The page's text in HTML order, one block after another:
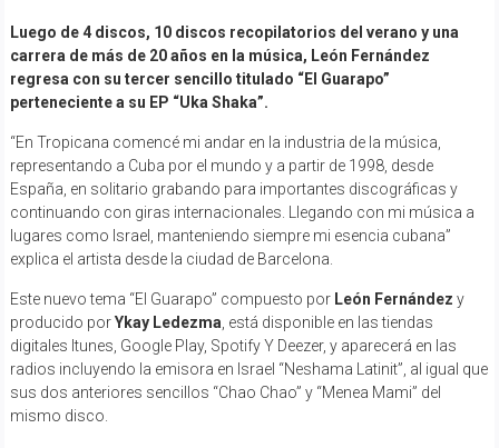
Luego de 4 discos, 10 discos recopilatorios del verano y una
carrera de más de 20 años en la música, León Fernández
regresa con su tercer sencillo titulado “El Guarapo”
perteneciente a su EP “Uka Shaka”.
“En Tropicana comencé mi andar en la industria de la música,
representando a Cuba por el mundo y a partir de 1998, desde
España, en solitario grabando para importantes discográficas y
continuando con giras internacionales. Llegando con mi música a
lugares como Israel, manteniendo siempre mi esencia cubana”
explica el artista desde la ciudad de Barcelona.
Este nuevo tema “El Guarapo” compuesto por León Fernández y
producido porYkay Ledezma , está disponible en las tiendas
digitales Itunes, Google Play, Spotify Y Deezer, y aparecerá en las
radios incluyendo la emisora en Israel “Neshama Latinit”, al igual que
sus dos anteriores sencillos “Chao Chao” y “Menea Mami” del
mismo disco.